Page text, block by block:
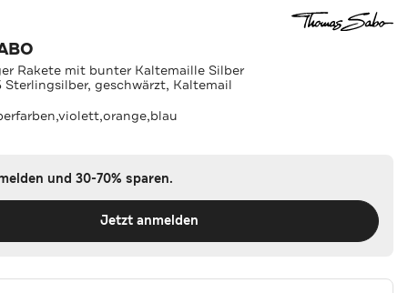
Rakete mit bunter Kaltemaille Silber
Sterlingsilber, geschwärzt, Kaltemail
und 30-70% sparen.
Jetzt anmelden